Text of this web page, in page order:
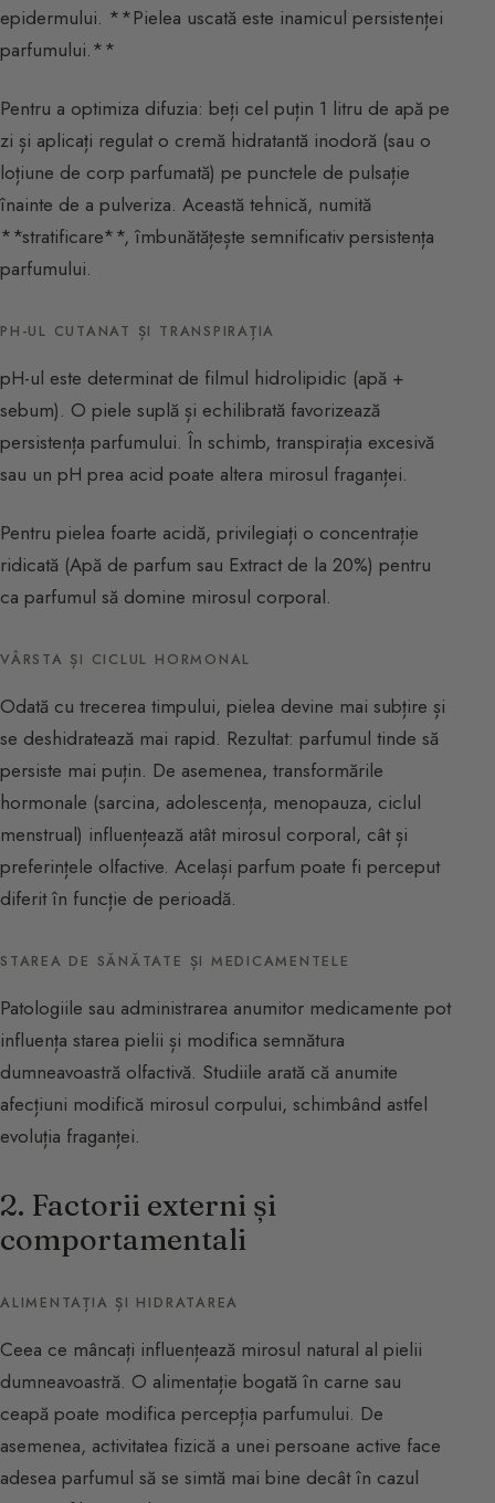
epidermului. **Pielea uscată este inamicul persistenței
parfumului.**
Pentru a optimiza difuzia: beți cel puțin 1 litru de apă pe
zi și aplicați regulat o cremă hidratantă inodoră (sau o
loțiune de corp parfumată) pe punctele de pulsație
înainte de a pulveriza. Această tehnică, numită
**stratificare**, îmbunătățește semnificativ persistența
parfumului.
PH-UL CUTANAT ȘI TRANSPIRAȚIA
pH-ul este determinat de filmul hidrolipidic (apă +
sebum). O piele suplă și echilibrată favorizează
persistența parfumului. În schimb, transpirația excesivă
sau un pH prea acid poate altera mirosul fraganței.
Pentru pielea foarte acidă, privilegiați o concentrație
ridicată (Apă de parfum sau Extract de la 20%) pentru
ca parfumul să domine mirosul corporal.
VÂRSTA ȘI CICLUL HORMONAL
Odată cu trecerea timpului, pielea devine mai subțire și
se deshidratează mai rapid. Rezultat: parfumul tinde să
persiste mai puțin. De asemenea, transformările
hormonale (sarcina, adolescența, menopauza, ciclul
menstrual) influențează atât mirosul corporal, cât și
preferințele olfactive. Același parfum poate fi perceput
diferit în funcție de perioadă.
STAREA DE SĂNĂTATE ȘI MEDICAMENTELE
Patologiile sau administrarea anumitor medicamente pot
influența starea pielii și modifica semnătura
dumneavoastră olfactivă. Studiile arată că anumite
afecțiuni modifică mirosul corpului, schimbând astfel
evoluția fraganței.
2. Factorii externi și
comportamentali
ALIMENTAȚIA ȘI HIDRATAREA
Ceea ce mâncați influențează mirosul natural al pielii
dumneavoastră. O alimentație bogată în carne sau
ceapă poate modifica percepția parfumului. De
asemenea, activitatea fizică a unei persoane active face
adesea parfumul să se simtă mai bine decât în cazul